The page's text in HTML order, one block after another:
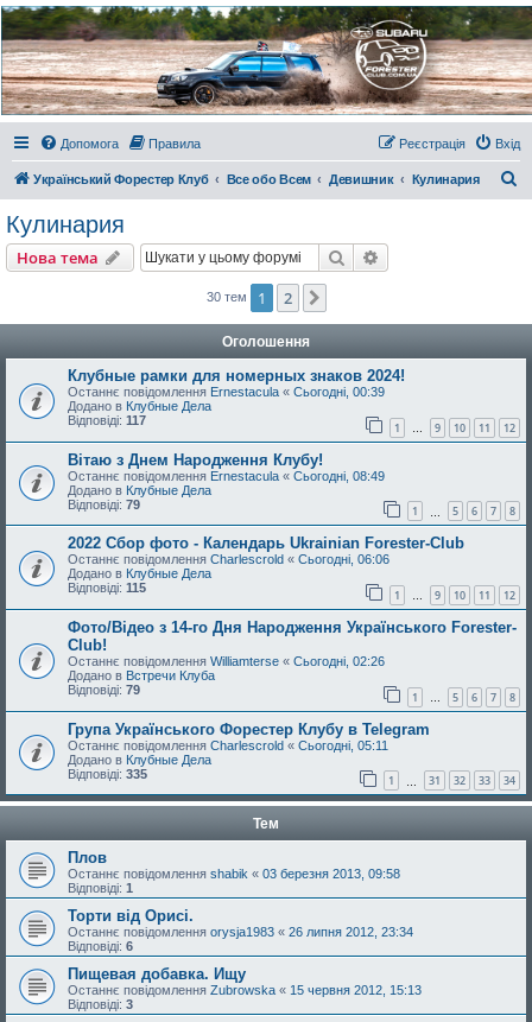
Украинский Форестер
Клуб
Всеукраинский клуб владельцев Subaru Forester. Клубные покатушки на природе и
еженедельные встречи, скидки от партнеров и просто много общения с друзьями.
Присоединяйтесь. Think. Feel. Drive.
Допомога
Правила Вхід
Реєстрація
Український Форестер Клуб Все обо Всем Девишник Кулинария
Кулинария
Нова тема Пошук
30 тем 1 2
Оголошення
Клубные рамки для номерных знаков 2024!
Останнє повідомлення Ernestacula « Сьогодні, 00:39
Додано в Клубные Дела
Відповіді: 117 1 … 9 10 11 12
Вітаю з Днем Народження Клубу!
Останнє повідомлення Ernestacula « Сьогодні, 08:49
Додано в Клубные Дела
Відповіді: 79 1 5 6 7 8
2022 Сбор фото - Календарь Ukrainian Forester-Club
Останнє повідомлення Charlescrold « Сьогодні, 06:06
Додано в Клубные Дела
Відповіді: 115 1 … 9 10 11 12
Фото/Відео з 14-го Дня Народження Українського Forester-
Club!
Останнє повідомлення Williamterse « Сьогодні, 02:26
Додано в Встречи Клуба
Відповіді: 79 1 … 5 6 7 8
Група Українського Форестер Клубу в Telegram
Останнє повідомлення Charlescrold « Сьогодні, 05:11
Додано в Клубные Дела
Відповіді: 335 1 31 32 33 34
Тем
Плов
Останнє повідомлення shabik « 03 березня 2013, 09:58
Відповіді: 1
Торти від Орисі.
Останнє повідомлення orysja1983 « 26 липня 2012, 23:34
Відповіді: 6
Пищевая добавка. Ищу
Останнє повідомлення Zubrowska « 15 червня 2012, 15:13
Відповіді: 3